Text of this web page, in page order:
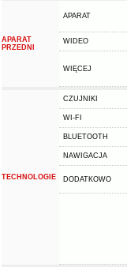
APARAT
PRZEDNI
APARAT
WIDEO
WIĘCEJ
TECHNOLOGIE
CZUJNIKI
WI-FI
BLUETOOTH
NAWIGACJA
DODATKOWO